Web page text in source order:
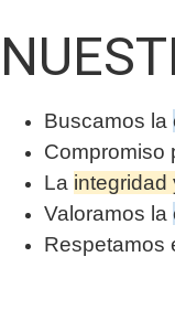
Buscamos la
Compromiso
La integridad
Valoramos la
Respetamos